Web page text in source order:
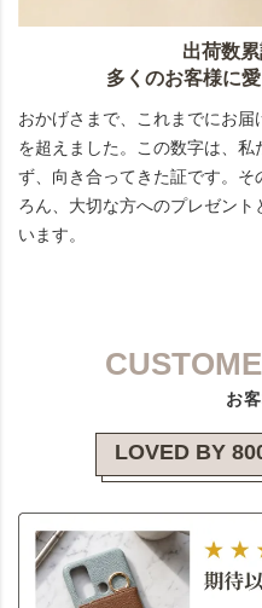
出荷数累
多くのお客様に
おかげさまで、これまでにお
を超えました。この数字は、
ず、向き合ってきた証です。
ろん、大切な方へのプレゼン
います。
お
LOVED BY